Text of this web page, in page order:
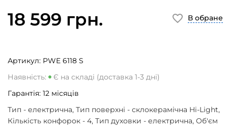
18 599 грн.
Артикул: PWE 6118 S
Наявність:
Є на складі (доставка 1-3 дні)
Гарантія: 12 місяців
Тип - електрична, Тип поверхні - склокерамічна Hi-Light,
Кількість конфорок - 4, Тип духовки - електрична, Об'єм
В обране